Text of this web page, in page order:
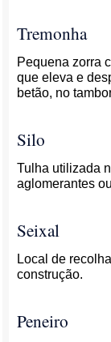
Tremonha
Pequena zorra
que eleva e
betão, no
Silo
Tulha utilizada
aglomerantes
Seixal
Local de
construção.
Peneiro